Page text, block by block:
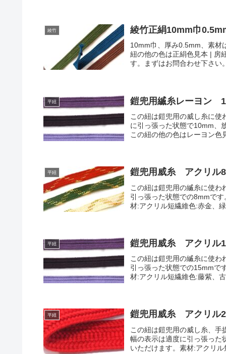
綾竹 綾竹正絹10mm巾
10mm巾、厚み0.5mm、素材
紐の他の色は正絹色見本 | 房
す。まずはお問合わせ下さい
平紐 鎧兜用縅糸レーヨン
この紐は鎧兜用の威し糸に
に引っ張った状態で10mm、
この紐の他の色はレーヨン色
平紐 鎧兜用威糸 アクリル
この紐は鎧兜用の縅糸に使
引っ張った状態での8mmで
材:アクリル短繊維色:赤金、
平紐 鎧兜用威糸 アクリル
この紐は鎧兜用の縅糸に使
引っ張った状態での15mmで
材:アクリル短繊維色:藤紫、
平紐 鎧兜用威糸 アクリル
この紐は鎧兜用の威し糸、
幅の表示は適度に引っ張った
いただけます。素材:アクリ